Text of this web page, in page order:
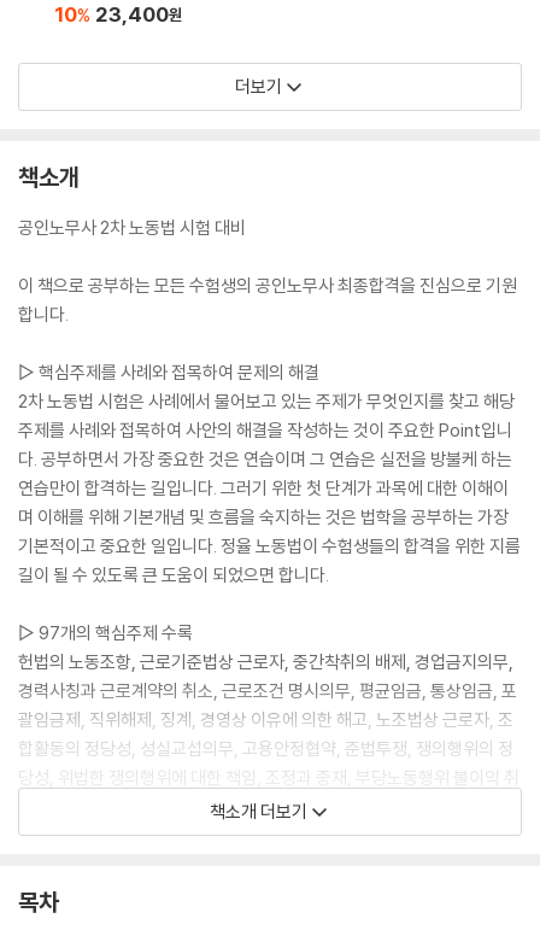
10% 23,400원
더보기
책소개
공인노무사 2차 노동법 시험 대비
이 책으로 공부하는 모든 수험생의 공인노무사 최종합격을 진심으로 기원
합니다.
▷ 핵심주제를 사례와 접목하여 문제의 해결
2차 노동법 시험은 사례에서 물어보고 있는 주제가 무엇인지를 찾고 해당
주제를 사례와 접목하여 사안의 해결을 작성하는 것이 주요한 Point입니
다. 공부하면서 가장 중요한 것은 연습이며 그 연습은 실전을 방불케 하는
연습만이 합격하는 길입니다. 그러기 위한 첫 단계가 과목에 대한 이해이
며 이해를 위해 기본개념 및 흐름을 숙지하는 것은 법학을 공부하는 가장
기본적이고 중요한 일입니다. 정율 노동법이 수험생들의 합격을 위한 지름
길이 될 수 있도록 큰 도움이 되었으면 합니다.
▷ 97개의 핵심주제 수록
헌법의 노동조항, 근로기준법상 근로자, 중간착취의 배제, 경업금지의무,
경력사칭과 근로계약의 취소, 근로조건 명시의무, 평균임금, 통상임금, 포
괄임금제, 직위해제, 징계, 경영상 이유에 의한 해고, 노조법상 근로자, 조
합활동의 정당성, 성실교섭의무, 고용안정협약, 준법투쟁, 쟁의행위의 정
당성, 위법한 쟁의행위에 대한 책임, 조정과 중재, 부당노동행위 불이익 취
급 등 97개의 핵심주제를 수록하였습니다.
기본개념의 이해 및 노동법 전체적인 흐름을 완성할 수 있는 교재로서 20
책소개 더보기
목차